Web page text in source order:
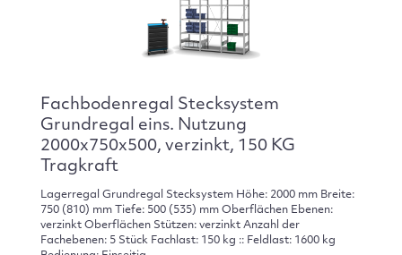
Fachbodenregal Stecksystem
Grundregal eins. Nutzung
2000x750x500, verzinkt, 150 KG
Tragkraft
Lagerregal Grundregal Stecksystem Höhe: 2000 mm Breite:
750 (810) mm Tiefe: 500 (535) mm Oberflächen Ebenen:
verzinkt Oberflächen Stützen: verzinkt Anzahl der
Fachebenen: 5 Stück Fachlast: 150 kg :: Feldlast: 1600 kg